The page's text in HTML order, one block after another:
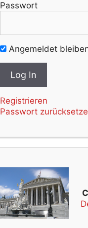
Passwort
Angemeldet
Registrieren
Passwort